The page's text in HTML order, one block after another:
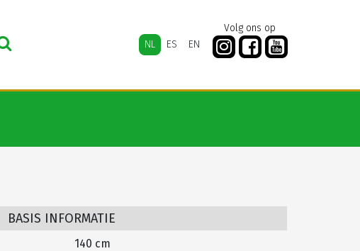
NL ES EN
Volg ons op
BASIS INFORMATIE
140 cm